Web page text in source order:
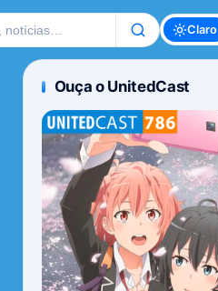
Claro
Ouça o UnitedCast